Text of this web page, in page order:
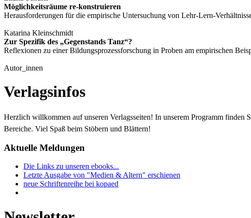
Möglichkeitsräume re-konstruieren
Herausforderungen für die empirische Untersuchung von Lehr-Lern-
Katarina Kleinschmidt
Zur Spezifik des „Gegenstands Tanz“?
Reflexionen zu einer Bildungsprozessforschung in Proben am empirischen
Autor_innen
Verlagsinfos
Herzlich willkommen auf unseren Verlagsseiten! In unserem Programm finden
Bereiche. Viel Spaß beim Stöbern und Blättern!
Aktuelle Meldungen
Die Links zu unseren ebooks...
Letzte Ausgabe von "Medien & Altern" erschienen
neue Schriftenreihe bei kopaed